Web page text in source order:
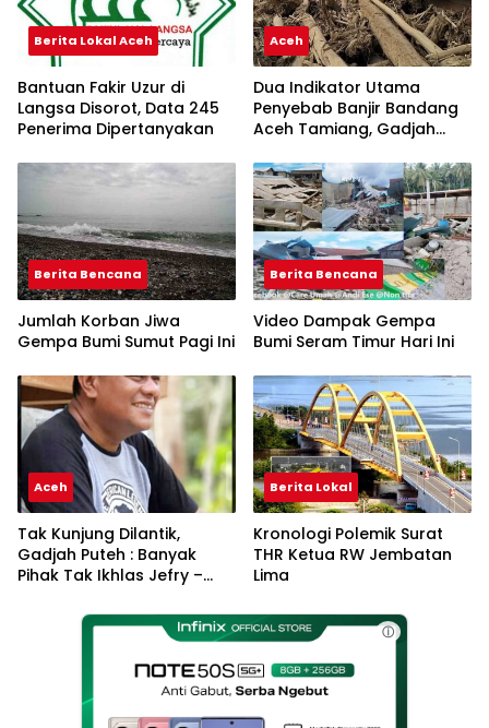
Berita Lokal Aceh
Bantuan Fakir Uzur di
Langsa Disorot, Data 245
Penerima Dipertanyakan
Aceh
Dua Indikator Utama
Penyebab Banjir Bandang
Aceh Tamiang, Gadjah
DAS
Berita Bencana
Jumlah Korban Jiwa
Gempa Bumi Sumut Pagi Ini
Berita Bencana
Video Dampak Gempa
Bumi Seram Timur Hari Ini
Aceh
Tak Kunjung Dilantik,
Gadjah Puteh : Banyak
Pihak Tak Ikhlas Jefry –
Berita Lokal
Kronologi Polemik Surat
THR Ketua RW Jembatan
Lima
ⓘ